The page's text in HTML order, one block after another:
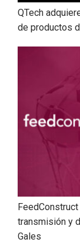
QTech
de productos
transmisión y
Gales